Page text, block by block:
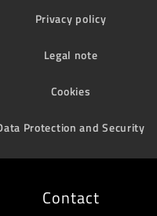
Privacy policy
Legal note
Cookies
Protection and Security
Contact